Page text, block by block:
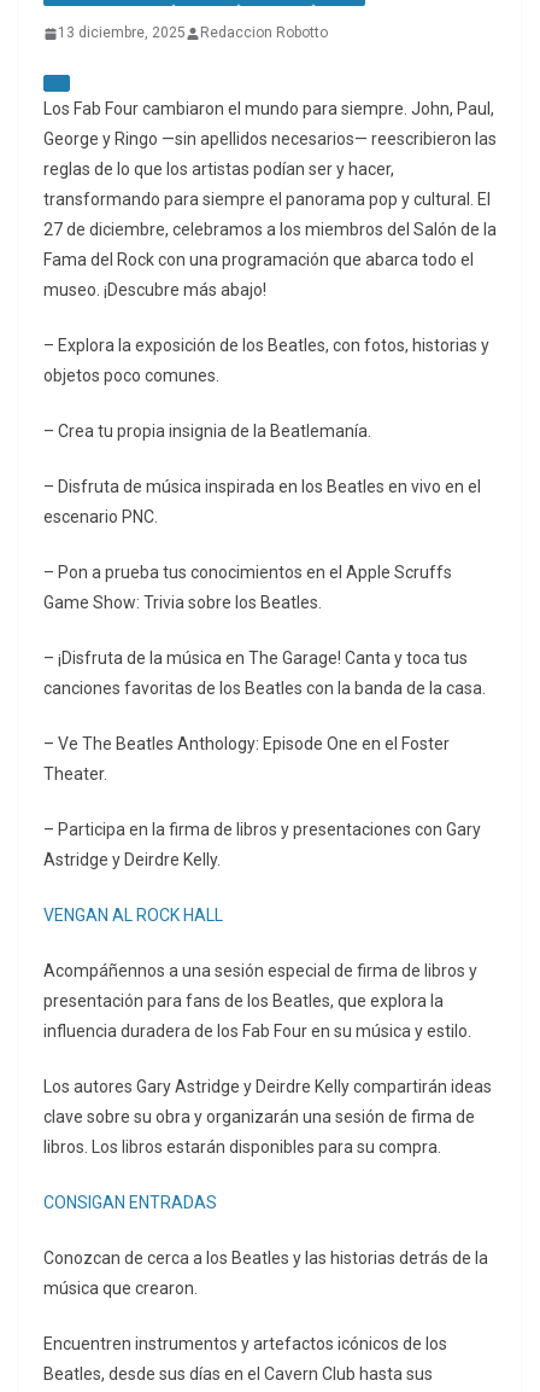
13 diciembre, 2025 Redaccion Robotto
Los Fab Four cambiaron el mundo para siempre. John, Paul,
George y Ringo —sin apellidos necesarios— reescribieron las
reglas de lo que los artistas podían ser y hacer,
transformando para siempre el panorama pop y cultural. El
27 de diciembre, celebramos a los miembros del Salón de la
Fama del Rock con una programación que abarca todo el
museo. ¡Descubre más abajo!
– Explora la exposición de los Beatles, con fotos, historias y
objetos poco comunes.
– Crea tu propia insignia de la Beatlemanía.
– Disfruta de música inspirada en los Beatles en vivo en el
escenario PNC.
– Pon a prueba tus conocimientos en el Apple Scruffs
Game Show: Trivia sobre los Beatles.
– ¡Disfruta de la música en The Garage! Canta y toca tus
canciones favoritas de los Beatles con la banda de la casa.
– Ve The Beatles Anthology: Episode One en el Foster
Theater.
– Participa en la firma de libros y presentaciones con Gary
Astridge y Deirdre Kelly.
VENGAN AL ROCK HALL
Acompáñennos a una sesión especial de firma de libros y
presentación para fans de los Beatles, que explora la
influencia duradera de los Fab Four en su música y estilo.
Los autores Gary Astridge y Deirdre Kelly compartirán ideas
clave sobre su obra y organizarán una sesión de firma de
libros. Los libros estarán disponibles para su compra.
CONSIGAN ENTRADAS
Conozcan de cerca a los Beatles y las historias detrás de la
música que crearon.
Encuentren instrumentos y artefactos icónicos de los
Beatles, desde sus días en el Cavern Club hasta sus